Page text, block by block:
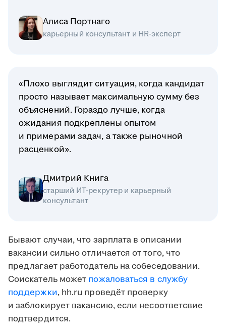
Алиса Портнаго
карьерный консультант и HR-эксперт
«Плохо выглядит ситуация, когда кандидат
просто называет максимальную сумму без
объяснений. Гораздо лучше, когда
ожидания подкреплены опытом
и примерами задач, а также рыночной
расценкой».
Дмитрий Книга
старший ИТ-рекрутер и карьерный
консультант
Бывают случаи, что зарплата в описании
вакансии сильно отличается от того, что
предлагает работодатель на собеседовании.
Соискатель может пожаловаться в службу
поддержки, hh.ru проведёт проверку
и заблокирует вакансию, если несоответсвие
подтвердится.